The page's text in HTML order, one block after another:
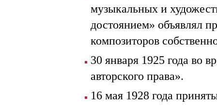
музыкальных и
достоянием» объявлял
композиторов
30 января 1925 года во
авторского права».
16 мая 1928 года